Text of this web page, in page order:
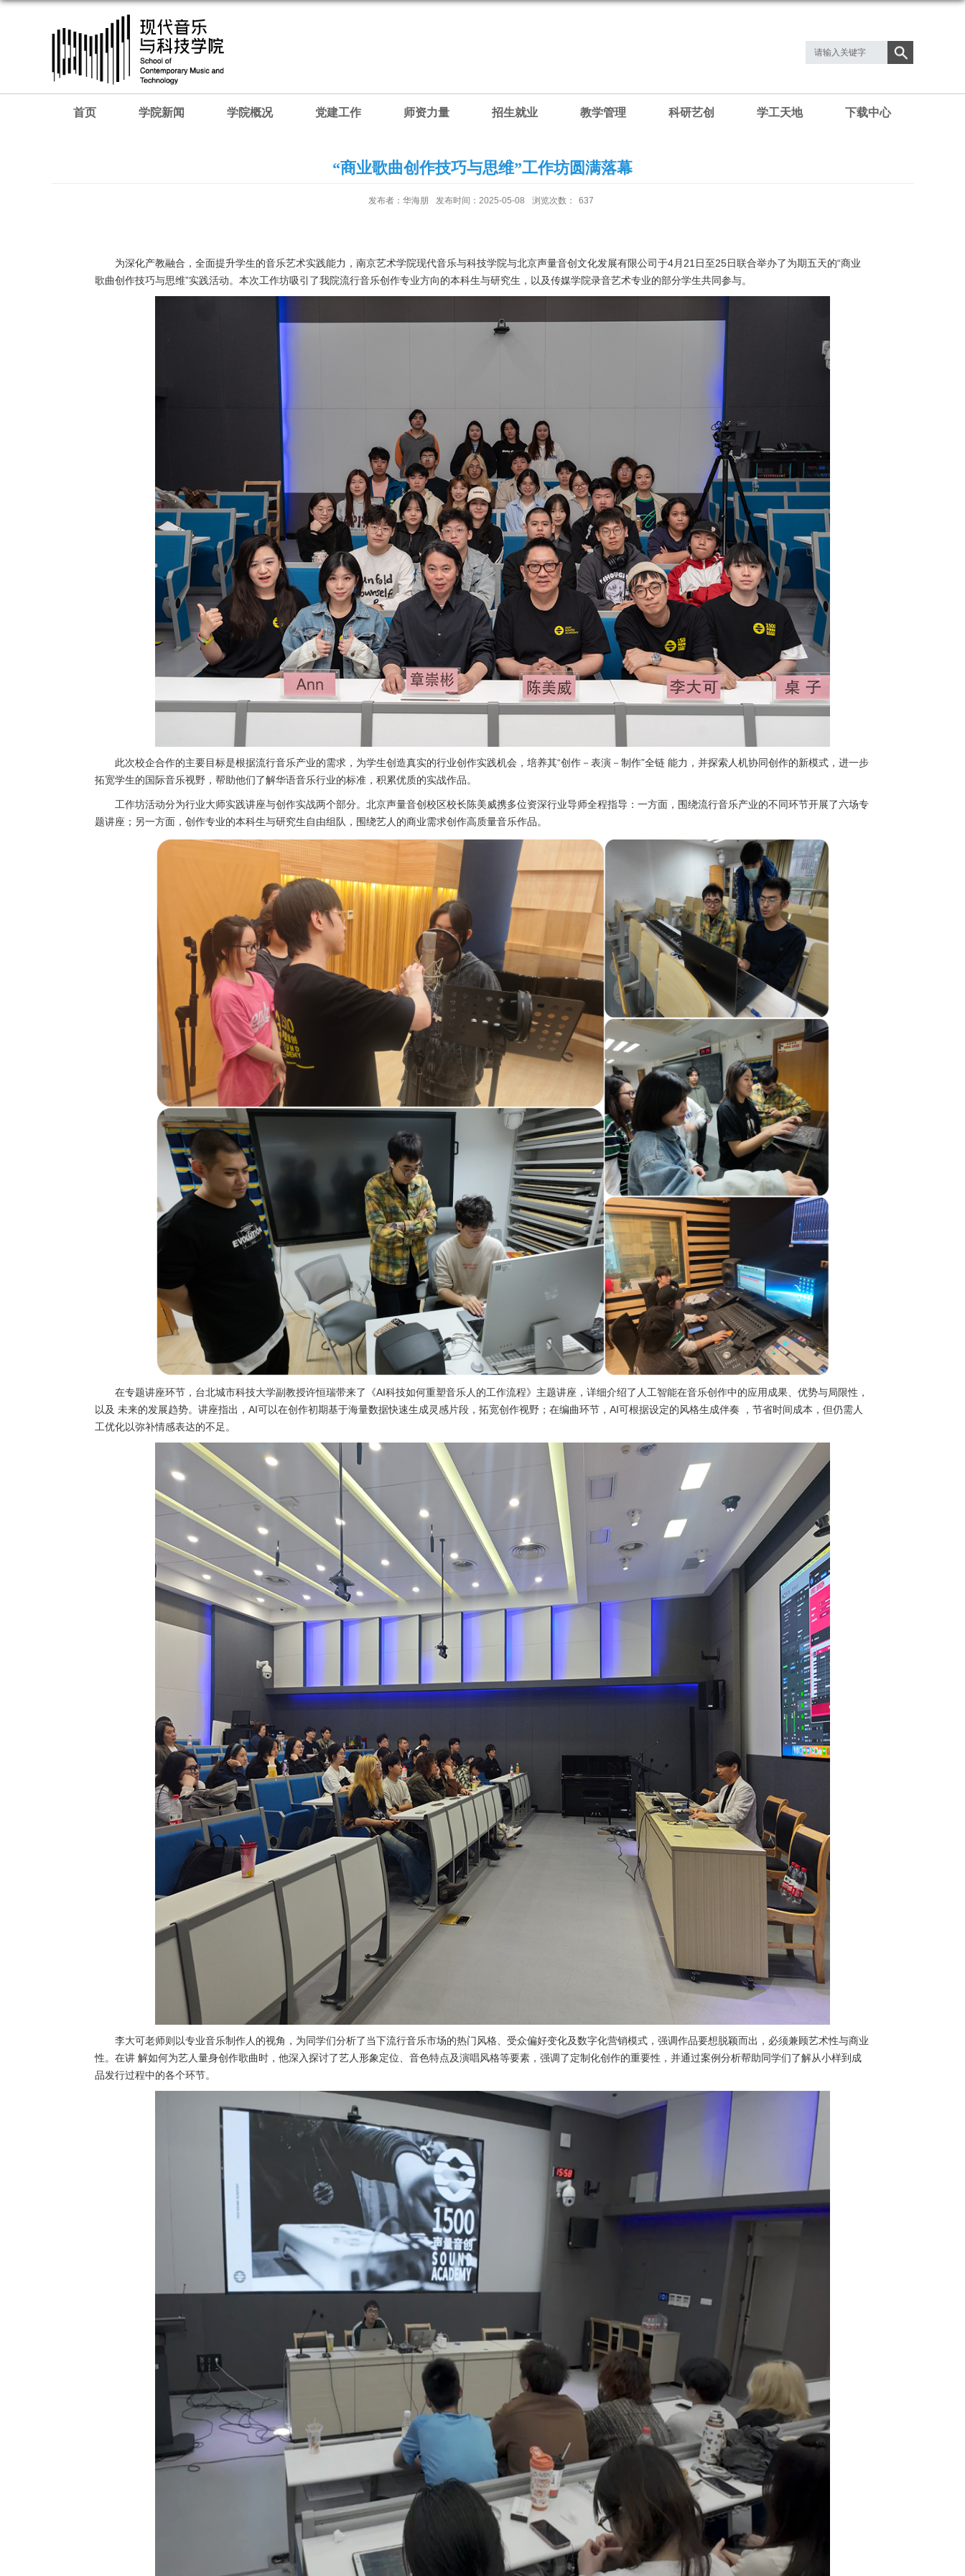
首页 学院新闻 学院概况 党建工作 师资力量 招生就业 教学管理 科研艺创 学工天地 下载中心
“商业歌曲创作技巧与思维”⼯作坊圆满落幕
发布者：华海朋 发布时间：2025-05-08 浏览次数： 637
为深化产教融合，全面提升学生的音乐艺术实践能力，南京艺术学院现代音乐与科技学院与北京声量音创文化发展有限公司于4月21日至25日联合举办了为期五天的“商业
歌曲创作技巧与思维”实践活动。本次工作坊吸引了我院流行音乐创作专业方向的本科生与研究生，以及传媒学院录音艺术专业的部分学生共同参与。
此次校企合作的主要目标是根据流行音乐产业的需求，为学生创造真实的行业创作实践机会，培养其“创作－表演－制作”全链 能力，并探索人机协同创作的新模式，进一步
拓宽学生的国际音乐视野，帮助他们了解华语音乐行业的标准，积累优质的实战作品。
工作坊活动分为行业大师实践讲座与创作实战两个部分。北京声量音创校区校长陈美威携多位资深行业导师全程指导：一方面，围绕流行音乐产业的不同环节开展了六场专
题讲座；另一方面，创作专业的本科生与研究生自由组队，围绕艺人的商业需求创作高质量音乐作品。
在专题讲座环节，台北城市科技大学副教授许恒瑞带来了《AI科技如何重塑音乐人的工作流程》主题讲座，详细介绍了人工智能在音乐创作中的应用成果、优势与局限性，
以及 未来的发展趋势。讲座指出，AI可以在创作初期基于海量数据快速生成灵感片段，拓宽创作视野；在编曲环节，AI可根据设定的风格生成伴奏 ，节省时间成本，但仍需人
工优化以弥补情感表达的不足。
李大可老师则以专业音乐制作人的视角，为同学们分析了当下流行音乐市场的热门风格、受众偏好变化及数字化营销模式，强调作品要想脱颖而出，必须兼顾艺术性与商业
性。在讲 解如何为艺人量身创作歌曲时，他深入探讨了艺人形象定位、音色特点及演唱风格等要素，强调了定制化创作的重要性，并通过案例分析帮助同学们了解从小样到成
品发行过程中的各个环节。